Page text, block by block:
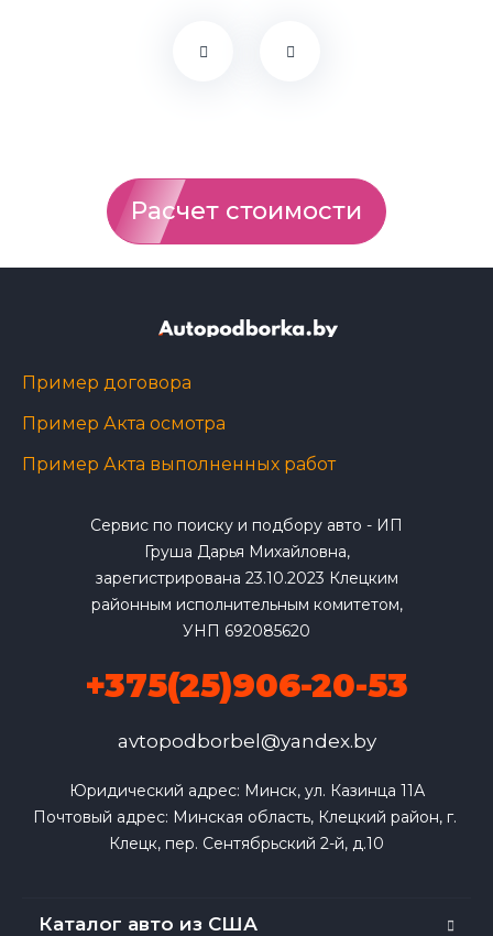
Расчет стоимости
Пример договора
Пример Акта осмотра
Пример Акта выполненных работ
Сервис по поиску и подбору авто - ИП
Груша Дарья Михайловна,
зарегистрирована 23.10.2023 Клецким
районным исполнительным комитетом,
УНП 692085620
+375(25)906-20-53
avtopodborbel@yandex.by
Юридический адрес: Минск, ул. Казинца 11А
Почтовый адрес: Минская область, Клецкий район, г.
Клецк, пер. Сентябрьский 2-й, д.10
Каталог авто из США